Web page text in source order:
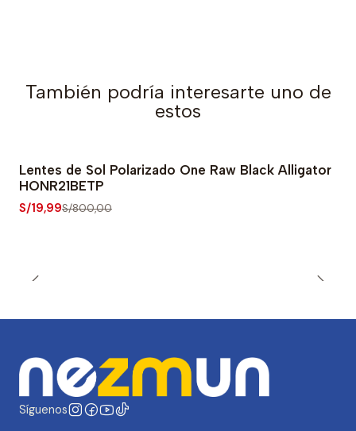
También podría interesarte uno de
estos
-98% OFF
Lentes de Sol Polarizado One Raw Black Alligator
HONR21BETP
S/19,99S/800,00
Síguenos